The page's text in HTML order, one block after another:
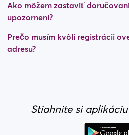
Ako môžem zastaviť
upozornení?
Prečo musím kvôli registrácii
adresu?
Stiahnite si